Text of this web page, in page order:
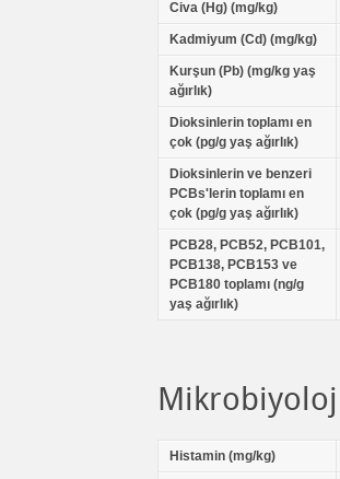
Civa (Hg) (mg/kg)
Kadmiyum (Cd) (mg/kg)
Kurşun (Pb) (mg/kg yaş
ağırlık)
Dioksinlerin toplamı en
çok (pg/g yaş ağırlık)
Dioksinlerin ve benzeri
PCBs'lerin toplamı en
çok (pg/g yaş ağırlık)
PCB28, PCB52, PCB101,
PCB138, PCB153 ve
PCB180 toplamı (ng/g
yaş ağırlık)
Histamin (mg/kg)